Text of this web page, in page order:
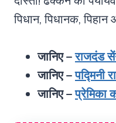
पिधान, पिधानक, पिहान
जानिए –राजदंड
जानिए –पद्मिनी
जानिए –प्रेमिका